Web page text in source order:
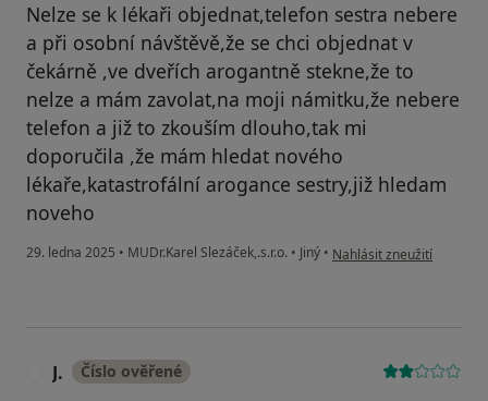
Nelze se k lékaři objednat,telefon sestra nebere
a při osobní návštěvě,že se chci objednat v
čekárně ,ve dveřích arogantně stekne,že to
nelze a mám zavolat,na moji námitku,že nebere
telefon a již to zkouším dlouho,tak mi
doporučila ,že mám hledat nového
lékaře,katastrofální arogance sestry,již hledam
noveho
29. ledna 2025 • MUDr.Karel Slezáček,.s.r.o. • Jiný • podle názoru uživatele
Nahlásit zneužití
J. Číslo ověřené